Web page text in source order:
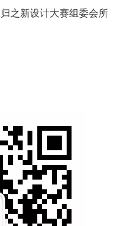
之新设计大赛组委会所